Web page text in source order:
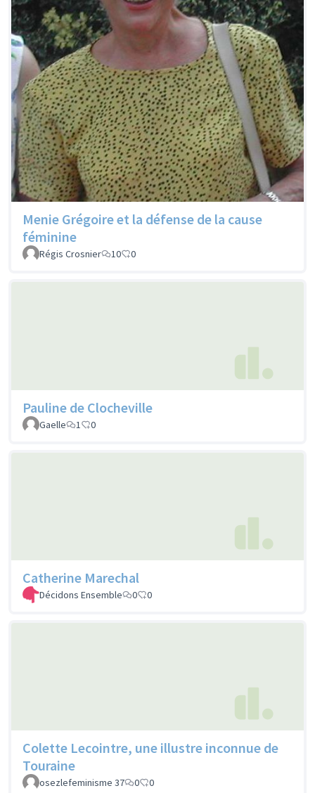
Menie Grégoire et la défense de la cause
féminine
Régis Crosnier 10 0
Pauline de Clocheville
Gaelle 1 0
Catherine Marechal
Décidons Ensemble 0 0
Colette Lecointre, une illustre inconnue de
Touraine
osezlefeminisme 37 0 0